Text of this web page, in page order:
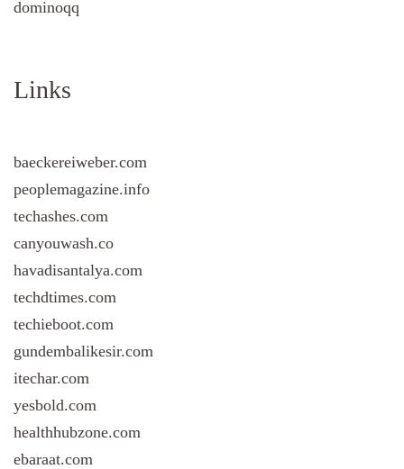
dominoqq
Links
baeckereiweber.com
peoplemagazine.info
techashes.com
canyouwash.co
havadisantalya.com
techdtimes.com
techieboot.com
gundembalikesir.com
itechar.com
yesbold.com
healthhubzone.com
ebaraat.com